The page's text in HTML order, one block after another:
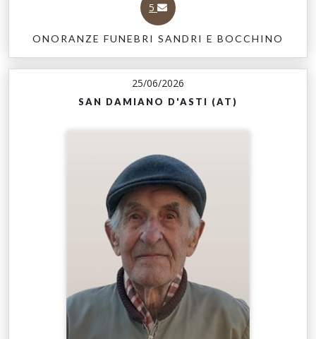
5
ONORANZE FUNEBRI SANDRI E BOCCHINO
25/06/2026
SAN DAMIANO D'ASTI (AT)